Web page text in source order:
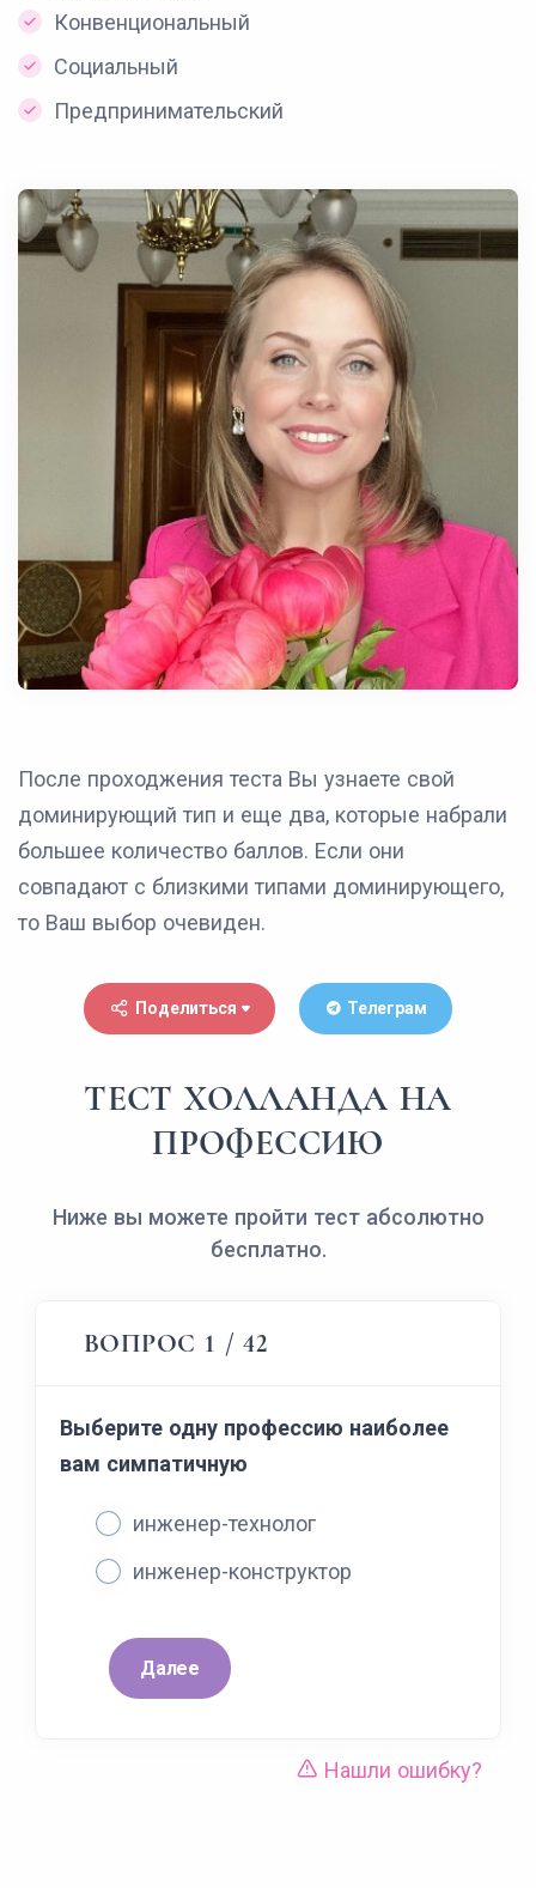
Конвенциональный
Социальный
Предпринимательский
После проходжения теста Вы узнаете свой
доминирующий тип и еще два, которые набрали
большее количество баллов. Если они
совпадают с близкими типами доминирующего,
то Ваш выбор очевиден.
Поделиться Телеграм
ТЕСТ ХОЛЛАНДА НА
ПРОФЕССИЮ
Ниже вы можете пройти тест абсолютно
бесплатно.
ВОПРОС 1 / 42
Выберите одну профессию наиболее
вам симпатичную
инженер-технолог
инженер-конструктор
Далее
Нашли ошибку?